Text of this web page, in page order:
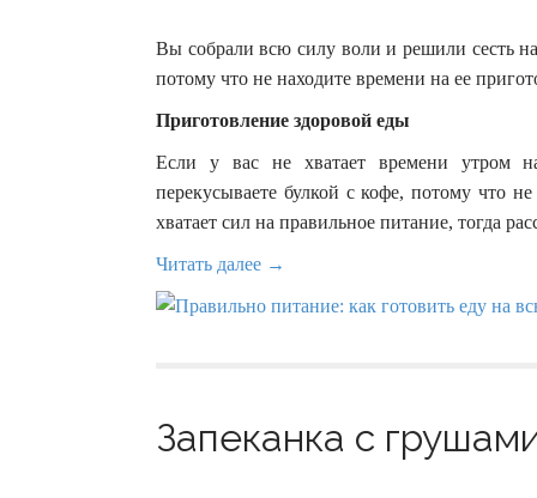
Вы собрали всю силу воли и решили сесть
потому что не находите времени на ее
Приготовление здоровой еды
Если у вас не хватает времени утром
перекусываете булкой с кофе, потому что
хватает сил на правильное питание, тогда
Читать далее →
Запеканка с